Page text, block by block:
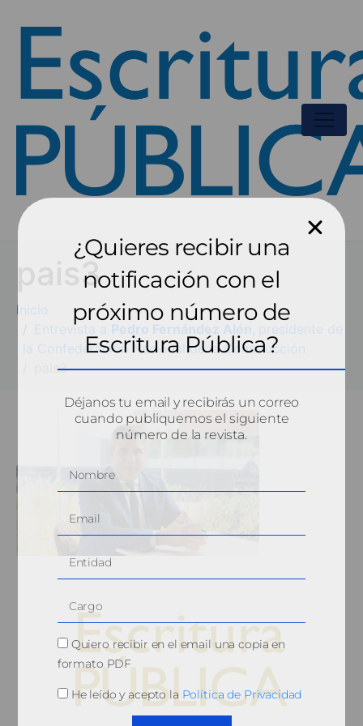
pais3
Inicio
Entrevista a Pedro Fernández Alén, presidente de
la Confederación Nacional de la Construcción
pais3
¿Quieres recibir una
notificación con el
próximo número de
Escritura Pública?
Déjanos tu email y recibirás un correo
cuando publiquemos el siguiente
número de la revista.
Quiero recibir en el email una copia en
formato PDF
He leído y acepto la Política de Privacidad